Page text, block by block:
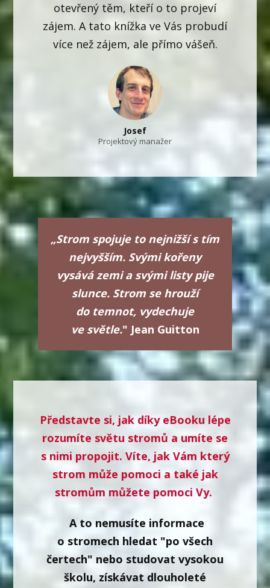
otevřený těm, kteří o to projeví
zájem. A tato knížka ve Vás probudí
více než zájem, ale přímo vášeň.
Josef
Projektový manažer
„Strom spojuje to nejnižší s tím
nejvyšším. Svými kořeny
vysává zemi a svými listy pije
slunce. Strom se hrouží
do temnot, vydechuje
ve světle." Jean Guitton
Představte si, jak díky eBooku lépe
rozumíte světu stromů a umíte se
s nimi propojit. Víte, jak Vám který
strom může pomoci a také jak
stromům můžete pomoci Vy.
A to nemusíte informace
o stromech hledat "po všech
čertech" nebo studovat vysokou
školu, získávat dlouholeté